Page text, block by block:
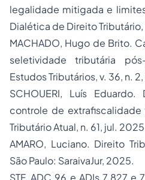
legalidade mitigada e
Dialética de Direito Tributário
MACHADO, Hugo de Brito.
seletividade tributária
Estudos Tributários, v. 36, n.
SCHOUERI, Luís
controle de extrafiscalidade
Tributário Atual, n. 61, jul.
AMARO, Luciano. Direito
São Paulo: SaraivaJur, 2025.